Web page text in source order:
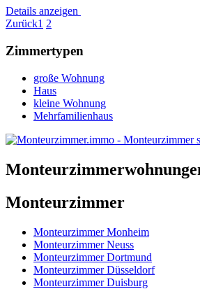
Details anzeigen
Zurück1 2
Zimmertypen
große Wohnung
Haus
kleine Wohnung
Mehrfamilienhaus
Monteurzimmer
Monteurzimmer Monheim
Monteurzimmer Neuss
Monteurzimmer Dortmund
Monteurzimmer Düsseldorf
Monteurzimmer Duisburg